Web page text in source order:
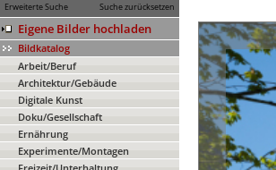
Erweiterte Suche
Suche zurücksetzen
Eigene Bilder hochladen
Bildkatalog
Arbeit/Beruf
Architektur/Gebäude
Digitale Kunst
Doku/Gesellschaft
Ernährung
Experimente/Montagen